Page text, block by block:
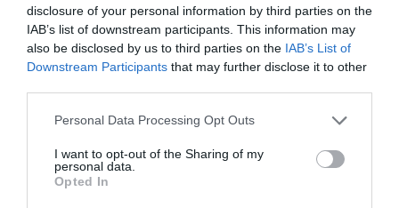
disclosure of your personal information by third parties on the
IAB’s list of downstream participants. This information may
also be disclosed by us to third parties on the IAB’s List of
Downstream Participants that may further disclose it to other
Personal Data Processing Opt Outs
I want to opt-out of the Sharing of my
personal data.
Opted In
Ahora bien, ¿quién se beneficia de esta
operación? Pues el sector hostelería y turismo. Y
prostitución que, aunque no paga impuestos,
hace que aumente el gasto y el dinero corra. Ya se
sabe que en economía todo va ligado y cuando se